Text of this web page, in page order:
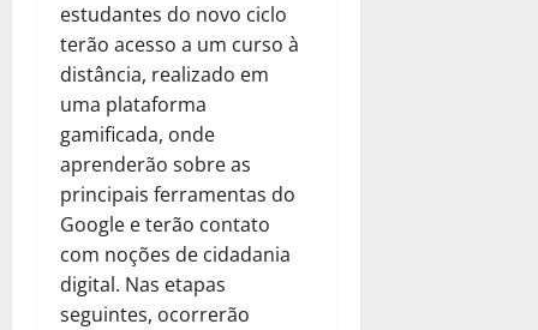
estudantes do novo ciclo
terão acesso a um curso à
distância, realizado em
uma plataforma
gamificada, onde
aprenderão sobre as
principais ferramentas do
Google e terão contato
com noções de cidadania
digital. Nas etapas
seguintes, ocorrerão